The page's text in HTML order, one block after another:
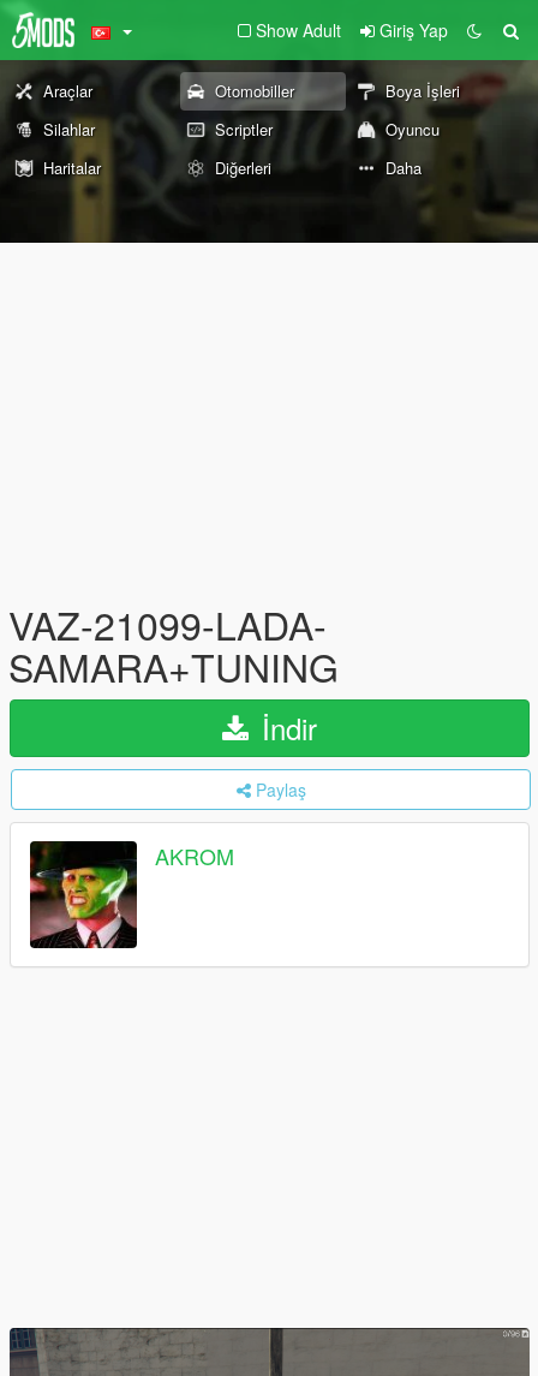
Show Adult Giriş Yap
Araçlar Otomobiller
Boya İşleri
Silahlar
Scriptler
Oyuncu
Haritalar
Diğerleri Daha
VAZ-21099-LADA-
SAMARA+TUNING
İndir
Paylaş
AKROM